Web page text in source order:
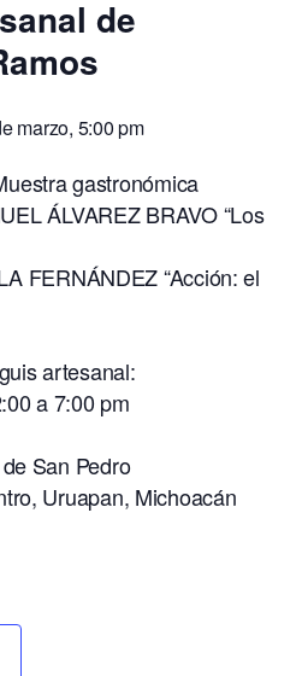
de
marzo, 5:00 pm
gastronómica
ÁLVAREZ BRAVO “Los
FERNÁNDEZ “Acción: el
artesanal:
a 7:00 pm
San Pedro
Uruapan, Michoacán